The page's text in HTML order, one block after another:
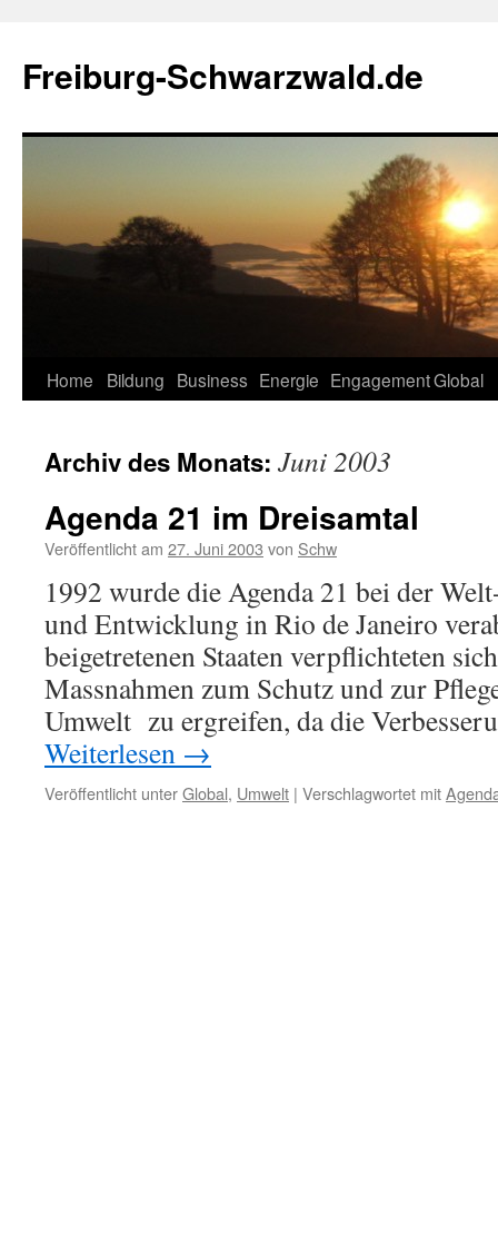
springen
Freiburg-Schwarzwald.de
Home Bildung Business Energie EngagementGlobal
Archiv des Monats: Juni 2003
Agenda 21 im Dreisamtal
Veröffentlicht am 27. Juni 2003 von Schw
1992 wurde die Agenda 21 bei der
und Entwicklung in Rio de Janeiro
beigetretenen Staaten verpflichteten
Massnahmen zum Schutz und zur
Umwelt zu ergreifen, da die
Weiterlesen →
Veröffentlicht unterGlobal, Umwelt | Verschlagwortet mit